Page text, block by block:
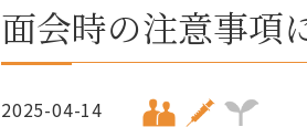
面会時の注意事項
2025-04-14